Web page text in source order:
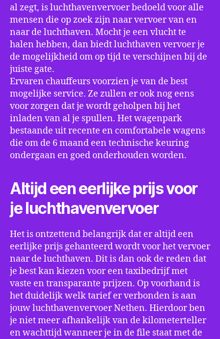
al zegt, is luchthavenvervoer bedoeld voor alle
mensen die op zoek zijn naar vervoer van en
naar de luchthaven. Mocht je een vlucht te
halen hebben, dan biedt luchthaven vervoer je
de mogelijkheid om op tijd te verschijnen bij de
juiste gate.
Ervaren chauffeurs voorzien je van de best
mogelijke service. Ze zullen er ook nog eens
voor zorgen dat je wordt geholpen bij het
inladen van al je spullen. Het wagenpark
bestaande uit recente en comfortabele wagens
die om de 6 maand een technische keuring
ondergaan en goed onderhouden worden.
Altijd een eerlijke prijs voor
je luchthavenvervoer
Het is ontzettend belangrijk dat er altijd een
eerlijke prijs gehanteerd wordt voor het vervoer
naar de luchthaven. Dit is dan ook de reden dat
je best kan kiezen voor een taxibedrijf met
vaste en transparante prijzen. Op voorhand is
het duidelijk welk tarief er verbonden is aan
jouw luchthavenvervoer Nethen. Hierdoor ben
je niet meer afhankelijk van de kilometerteller
en wachttijd wanneer je in de file staat met de